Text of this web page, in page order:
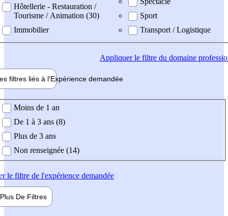
Hôtellerie - Restauration /
Tourisme / Animation (30)
Immobilier
Sport
Transport / Logistique
Appliquerle filtre du domaine
filtres liés à l'Expérience demandée
demandée
Moins de 1 an
De 1 à 3 ans (8)
Plus de 3 ans
Non renseignée (14)
le filtre de l'expérience demandée
Plus De Filtres